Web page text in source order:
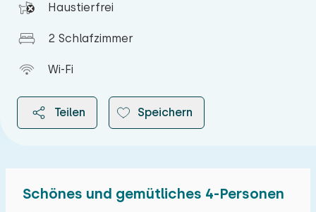
Haustierfrei
2 Schlafzimmer
Wi-Fi
Teilen Speichern
Schönes und gemütliches 4-Personen